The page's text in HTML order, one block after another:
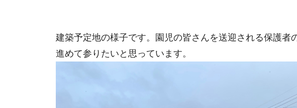
建築予定地の様子です。園児の皆さんを送迎される保護
進めて参りたいと思っています。